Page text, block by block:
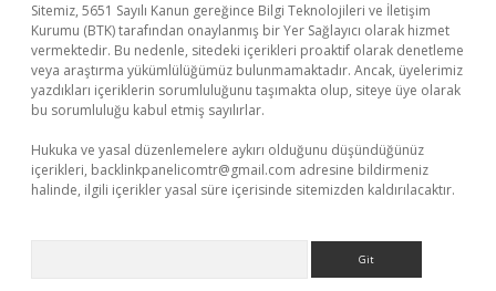
Sitemiz, 5651 Sayılı Kanun gereğince Bilgi Teknolojileri ve İletişim
Kurumu (BTK) tarafından onaylanmış bir Yer Sağlayıcı olarak hizmet
vermektedir. Bu nedenle, sitedeki içerikleri proaktif olarak denetleme
veya araştırma yükümlülüğümüz bulunmamaktadır. Ancak, üyelerimiz
yazdıkları içeriklerin sorumluluğunu taşımakta olup, siteye üye olarak
bu sorumluluğu kabul etmiş sayılırlar.
Hukuka ve yasal düzenlemelere aykırı olduğunu düşündüğünüz
içerikleri, backlinkpanelicomtr@gmail.com adresine bildirmeniz
halinde, ilgili içerikler yasal süre içerisinde sitemizden kaldırılacaktır.